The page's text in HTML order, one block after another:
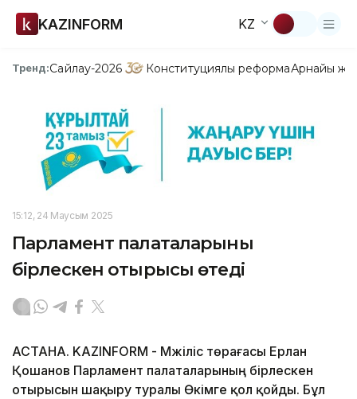
KAZINFORM KZ
Тренд:Сайлау-2026 Конституциялық реформаАрнайы
15:12, 24 Маусым 2025
Парламент палаталарының
бірлескен отырысы өтеді
АСТАНА. KAZINFORM - Мәжіліс төрағасы Ерлан
Қошанов Парламент палаталарының бірлескен
отырысын шақыру туралы Өкімге қол қойды. Бұл